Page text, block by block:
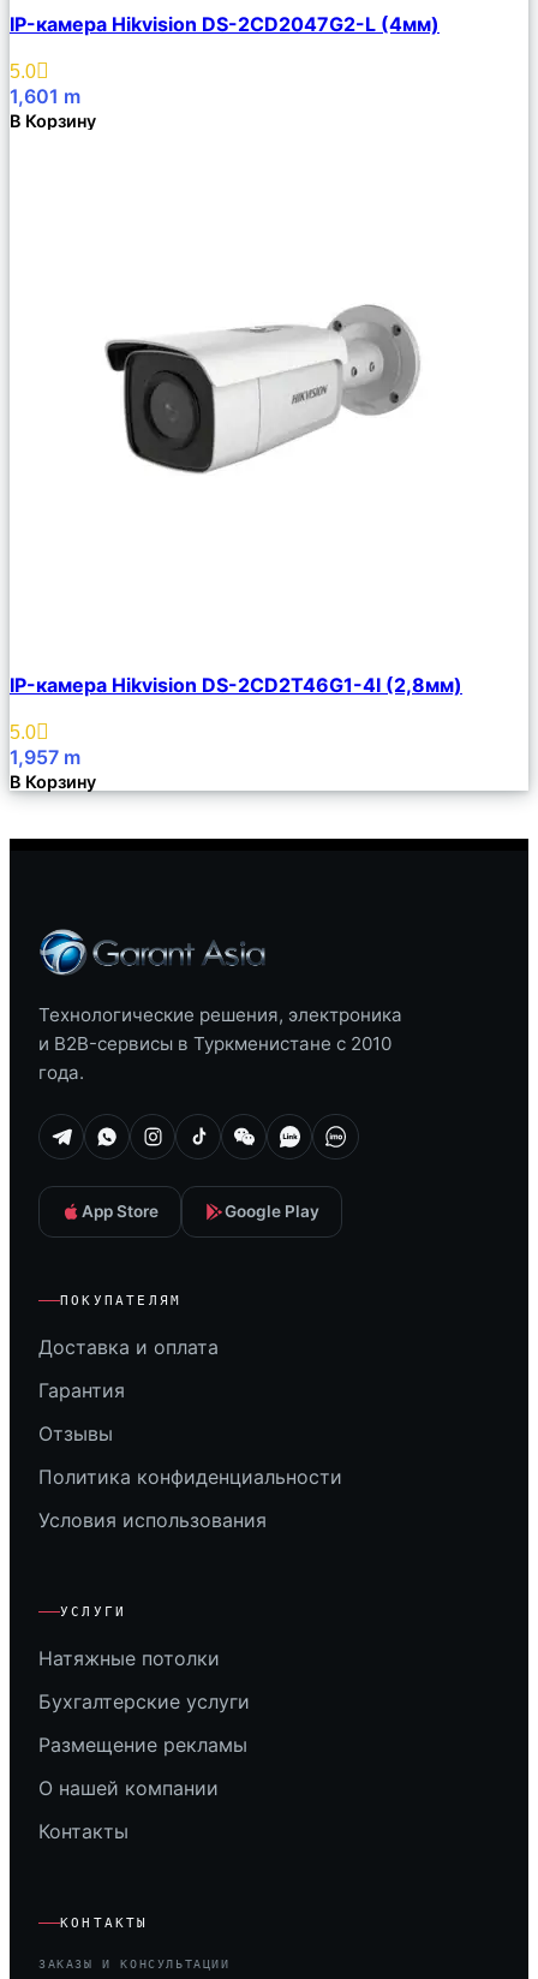
Описание
Избранное
IP-камера Hikvision DS-2CD2047G2-L (4мм)
5.0
1,601 m
В Корзину
Описание
Избранное
IP-камера Hikvision DS-2CD2T46G1-4I (2,8мм)
5.0
1,957 m
В Корзину
Технологические решения, электроника
и B2B-сервисы в Туркменистане с 2010
года.
App Store Google Play
ПОКУПАТЕЛЯМ
Доставка и оплата
Гарантия
Отзывы
Политика конфиденциальности
Условия использования
УСЛУГИ
Натяжные потолки
Бухгалтерские услуги
Размещение рекламы
О нашей компании
Контакты
КОНТАКТЫ
ЗАКАЗЫ И КОНСУЛЬТАЦИИ